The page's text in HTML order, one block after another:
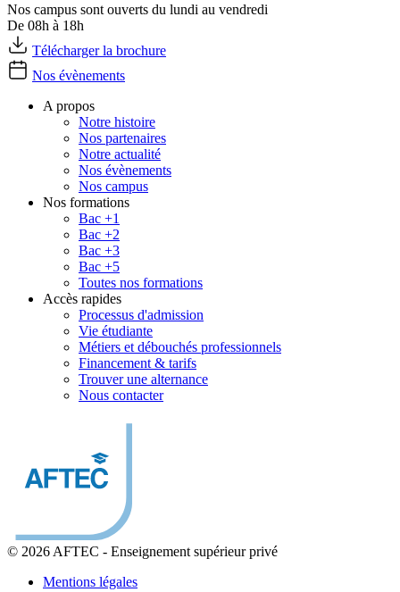
Nos campus sont ouverts du lundi au vendredi
De 08h à 18h
Télécharger la brochure
Nos évènements
A propos
Notre histoire
Nos partenaires
Notre actualité
Nos évènements
Nos campus
Nos formations
Bac +1
Bac +2
Bac +3
Bac +5
Toutes nos formations
Accès rapides
Processus d'admission
Vie étudiante
Métiers et débouchés professionnels
Financement & tarifs
Trouver une alternance
Nous contacter
© 2026 AFTEC - Enseignement supérieur privé
Mentions légales